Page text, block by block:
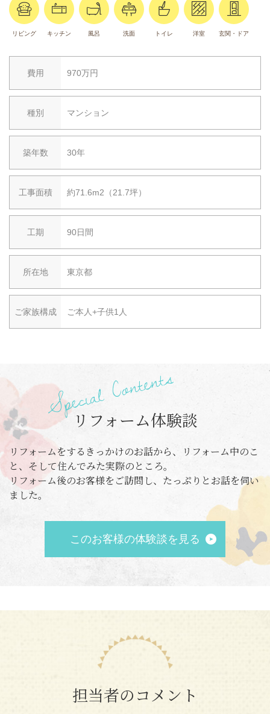
リビング キッチン 風呂 洗面 トイレ 洋室 玄関・ドア
費用 970万円
種別 マンション
築年数 30年
工事面積 約71.6m2（21.7坪）
工期 90日間
所在地 東京都
ご家族構成 ご本人+子供1人
リフォーム体験談
リフォームをするきっかけのお話から、リフォーム中のこ
と、そして住んでみた実際のところ。
リフォーム後のお客様をご訪問し、たっぷりとお話を伺い
ました。
このお客様の体験談を見る
担当者のコメント